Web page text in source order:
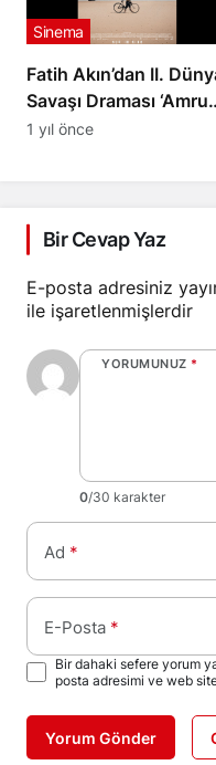
Fatih Akın’dan II.
Savaşı Draması
Cannes’da İlk Kez
Sinema
1 yıl önce
Bir Cevap Yaz
E-posta adresiniz
ile işaretlenmişlerdir
YORUMUNUZ *
0/30 karakter
Ad *
E-Posta *
Bir dahaki sefere yorum
posta adresimi ve web
Yorum Gönder